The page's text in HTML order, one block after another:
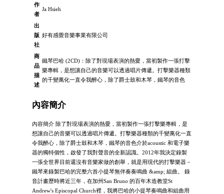
作
者
Ja Hsieh
出
版
社
好有感覺音樂事業有限公司
商
品
描
述
鐵琴巴哈 (2CD)：除了對現場表演的熱愛，當初製作一張打擊
樂專輯，是想讓自己的音樂可以透過唱片傳遞。打擊樂器種類
的千變萬化一直令我醉心，除了爵士鼓和木琴，鐵琴的音色
內容簡介
內容簡介 除了對現場表演的熱愛，當初製作一張打擊樂專輯，是
想讓自己的音樂可以透過唱片傳遞。打擊樂器種類的千變萬化一直
令我醉心，除了爵士鼓和木琴，鐵琴的音色介於acoustic 和電子樂
器的獨特個性，啟發了我對聲音的全新認識。2012年我決定錄製
一張全世界目前還沒有音樂家做的創舉，就是用現代的打擊樂器－
鐵琴來錄製巴哈的完整六首小提琴無伴奏奏鳴曲 &amp; 組曲。 錄
音計畫歷時將近三年，在加州San Bruno 的百年木造教堂St
Andrew's Episcopal Church裡，我將巴哈的小提琴奏鳴曲和組曲用